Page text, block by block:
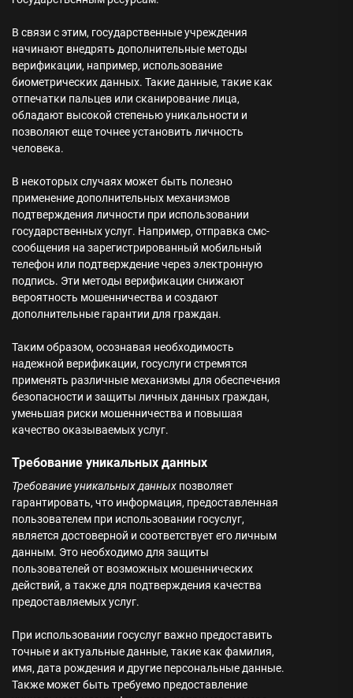
В связи с этим, государственные учреждения
начинают внедрять дополнительные методы
верификации, например, использование
биометрических данных. Такие данные, такие как
отпечатки пальцев или сканирование лица,
обладают высокой степенью уникальности и
позволяют еще точнее установить личность
человека.
В некоторых случаях может быть полезно
применение дополнительных механизмов
подтверждения личности при использовании
государственных услуг. Например, отправка смс-
сообщения на зарегистрированный мобильный
телефон или подтверждение через электронную
подпись. Эти методы верификации снижают
вероятность мошенничества и создают
дополнительные гарантии для граждан.
Таким образом, осознавая необходимость
надежной верификации, госуслуги стремятся
применять различные механизмы для обеспечения
безопасности и защиты личных данных граждан,
уменьшая риски мошенничества и повышая
качество оказываемых услуг.
Требование уникальных данных
Требование уникальных данных позволяет
гарантировать, что информация, предоставленная
пользователем при использовании госуслуг,
является достоверной и соответствует его личным
данным. Это необходимо для защиты
пользователей от возможных мошеннических
действий, а также для подтверждения качества
предоставляемых услуг.
При использовании госуслуг важно предоставить
точные и актуальные данные, такие как фамилия,
имя, дата рождения и другие персональные данные.
Также может быть требуемо предоставление